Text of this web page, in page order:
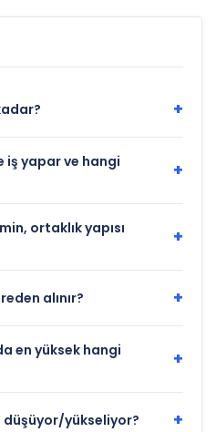
+
iş yapar ve hangi
+
ortaklık yapısı
+
alınır? +
en yüksek hangi
+
düşüyor/yükseliyor? +